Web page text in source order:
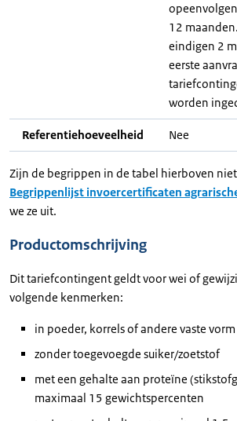
12
eindigen 2
eerste
worden
Referentiehoeveelheid Nee
Zijn de begrippen in de tabel hierboven
Begrippenlijst invoercertificaten
we ze uit.
Productomschrijving
Dit tariefcontingent geldt voor wei of
volgende kenmerken:
in poeder, korrels of andere vaste vorm
zonder toegevoegde suiker/zoetstof
met een gehalte aan proteïne
maximaal 15 gewichtspercenten